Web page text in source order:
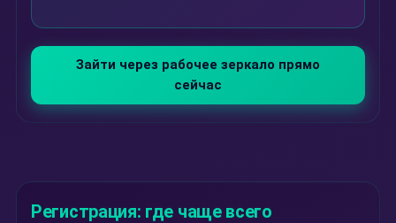
Зайти через рабочее зеркало прямо
сейчас
Регистрация: где чаще всего